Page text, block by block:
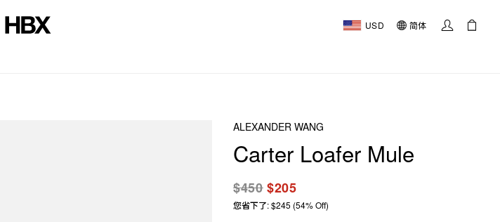
USD 简体
ALEXANDER WANG
Carter Loafer Mule
$450$205
您省下了: $245 (54% Off)